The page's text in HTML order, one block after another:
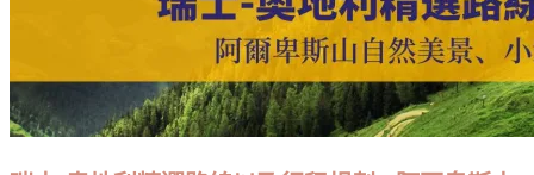
住
宿/